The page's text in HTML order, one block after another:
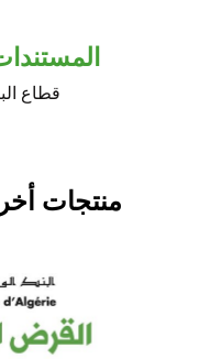
قطاع
منتجات